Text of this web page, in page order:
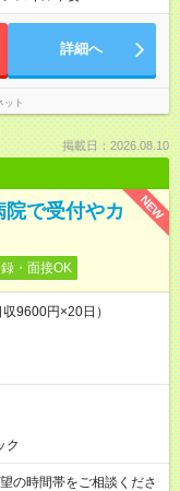
詳細へ
ット
掲載日：2026.08.10
NEW
で受付やカ
・面接OK
9600円×20日）
ク
の時間帯をご相談くださ